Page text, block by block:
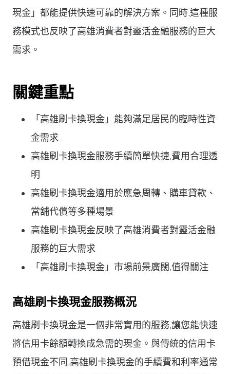
現金」都能提供快速可靠的解決方案。同時,這種服
務模式也反映了高雄消費者對靈活金融服務的巨大
需求。
關鍵重點
「高雄刷卡換現金」能夠滿足居民的臨時性資
金需求
高雄刷卡換現金服務手續簡單快捷,費用合理透
明
高雄刷卡換現金適用於應急周轉、購車貸款、
當舖代償等多種場景
高雄刷卡換現金反映了高雄消費者對靈活金融
服務的巨大需求
「高雄刷卡換現金」市場前景廣闊,值得關注
高雄刷卡換現金服務概況
高雄刷卡換現金是一個非常實用的服務,讓您能快速
將信用卡餘額轉換成急需的現金。與傳統的信用卡
預借現金不同,高雄刷卡換現金的手續費和利率通常